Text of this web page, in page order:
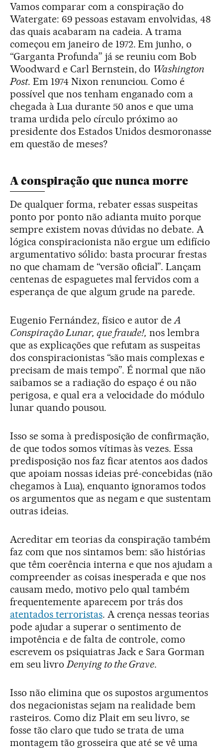
Vamos comparar com a conspiração do
Watergate: 69 pessoas estavam envolvidas, 48
das quais acabaram na cadeia. A trama
começou em janeiro de 1972. Em junho, o
“Garganta Profunda” já se reuniu com Bob
Woodward e Carl Bernstein, do Washington
Post. Em 1974 Nixon renunciou. Como é
possível que nos tenham enganado com a
chegada à Lua durante 50 anos e que uma
trama urdida pelo círculo próximo ao
presidente dos Estados Unidos desmoronasse
em questão de meses?
A conspiração que nunca morre
De qualquer forma, rebater essas suspeitas
ponto por ponto não adianta muito porque
sempre existem novas dúvidas no debate. A
lógica conspiracionista não ergue um edifício
argumentativo sólido: basta procurar frestas
no que chamam de “versão oficial”. Lançam
centenas de espaguetes mal fervidos com a
esperança de que algum grude na parede.
Eugenio Fernández, físico e autor deA
Conspiração Lunar, que fraude!, nos lembra
que as explicações que refutam as suspeitas
dos conspiracionistas “são mais complexas e
precisam de mais tempo”. É normal que não
saibamos se a radiação do espaço é ou não
perigosa, e qual era a velocidade do módulo
lunar quando pousou.
Isso se soma à predisposição de confirmação,
de que todos somos vítimas às vezes. Essa
predisposição nos faz ficar atentos aos dados
que apoiam nossas ideias pré-concebidas (não
chegamos à Lua), enquanto ignoramos todos
os argumentos que as negam e que sustentam
outras ideias.
Acreditar em teorias da conspiração também
faz com que nos sintamos bem: são histórias
que têm coerência interna e que nos ajudam a
compreender as coisas inesperada e que nos
causam medo, motivo pelo qual também
frequentemente aparecem por trás dos
atentados terroristas. A crença nessas teorias
pode ajudar a superar o sentimento de
impotência e de falta de controle, como
escrevem os psiquiatras Jack e Sara Gorman
em seu livroDenying to the Grave.
Isso não elimina que os supostos argumentos
dos negacionistas sejam na realidade bem
rasteiros. Como diz Plait em seu livro, se
fosse tão claro que tudo se trata de uma
montagem tão grosseira que até se vê uma